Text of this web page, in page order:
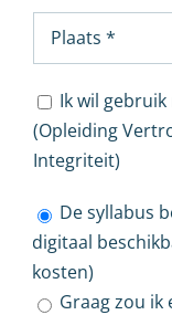
Ik wil
(Opleiding
Integriteit)
De syllabus
digitaal
kosten)
Graag zou